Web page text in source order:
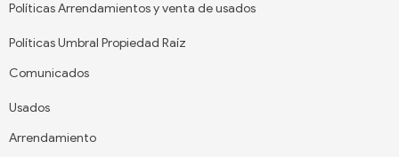
Políticas Arrendamientos y venta de usados
Políticas Umbral Propiedad Raíz
Comunicados
Usados
Arrendamiento